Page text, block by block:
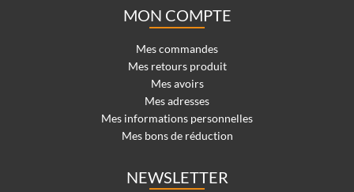
MON COMPTE
Mes commandes
Mes retours produit
Mes avoirs
Mes adresses
Mes informations personnelles
Mes bons de réduction
NEWSLETTER